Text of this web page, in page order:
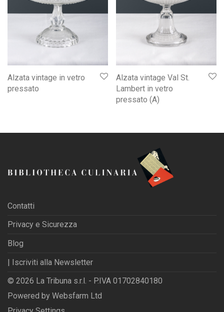
Alzata vintage in vetro
pressato
Alzata vintage Val St.
Lambert in vetro
pressato (A)
Contatti
Privacy e Sicurezza
Blog
| Iscriviti alla Newsletter
© 2026 La Tribuna s.r.l. - P.IVA 01702840180
Powered by Websfarm Ltd